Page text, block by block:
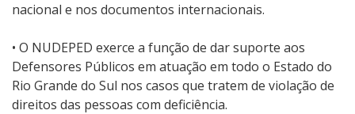
nacional e nos documentos internacionais.
• O NUDEPED exerce a função de dar suporte aos
Defensores Públicos em atuação em todo o Estado do
Rio Grande do Sul nos casos que tratem de violação de
direitos das pessoas com deficiência.